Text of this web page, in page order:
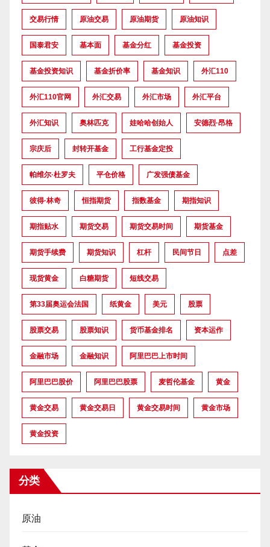
交易行情 原油交易 原油期货 原油知识
国泰君安 基本面 基金分红 基金投资
基金投资知识 基金折价率 基金知识 外汇110
外汇110官网 外汇交易 外汇市场 外汇平台
外汇知识 奥林匹克 娃哈哈创始人 安德烈·昂格
宗庆后 封转开基金 工行基金定投
帕维尔·杜罗夫 平仓价格 广发强债基金
彼得·林奇 恒指期货 指数基金 期指知识
期指贴水 期货交易 期货交易时间 期货基金
期货手续费 期货知识 杠杆 民间节日 点差
现货黄金 白糖期货 短线交易
第33届奥运会法国 纸黄金 美元 股票
股票交易 股票知识 货币基金排名 资本运作
金融市场 金融知识 阿里巴巴上市时间
阿里巴巴股价 阿里巴巴股票 麦哲伦基金 黄金
黄金交易 黄金交易日 黄金交易时间 黄金市场
黄金投资
分类
原油